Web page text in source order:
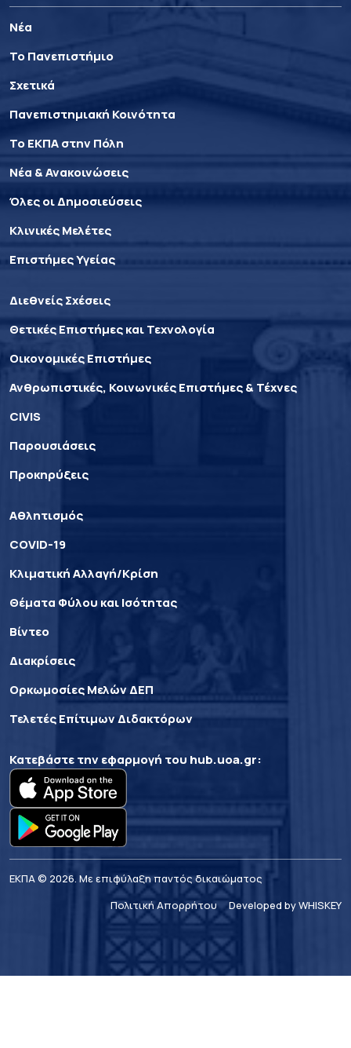
Νέα
Το Πανεπιστήμιο
Σχετικά
Πανεπιστημιακή Κοινότητα
Το ΕΚΠΑ στην Πόλη
Νέα & Ανακοινώσεις
Όλες οι Δημοσιεύσεις
Κλινικές Μελέτες
Επιστήμες Υγείας
Διεθνείς Σχέσεις
Θετικές Επιστήμες και Τεχνολογία
Οικονομικές Επιστήμες
Ανθρωπιστικές, Κοινωνικές Επιστήμες & Τέχνες
CIVIS
Παρουσιάσεις
Προκηρύξεις
Αθλητισμός
COVID-19
Κλιματική Αλλαγή/Κρίση
Θέματα Φύλου και Ισότητας
Βίντεο
Διακρίσεις
Ορκωμοσίες Μελών ΔΕΠ
Τελετές Επίτιμων Διδακτόρων
Κατεβάστε την εφαρμογή του hub.uoa.gr:
ΕΚΠΑ © 2026. Με επιφύλαξη παντός δικαιώματος
Πολιτική Απορρήτου
Developed by WHISKEY